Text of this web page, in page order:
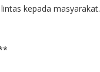
kepada masyarakat.